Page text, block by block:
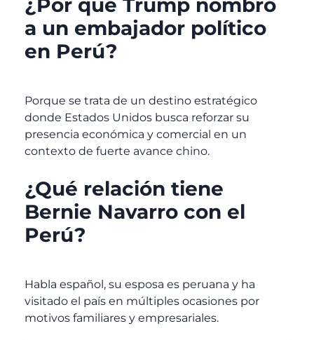
a un embajador político
en Perú?
Porque se trata de un destino estratégico
donde Estados Unidos busca reforzar su
presencia económica y comercial en un
contexto de fuerte avance chino.
¿Qué relación tiene
Bernie Navarro con el
Perú?
Habla español, su esposa es peruana y ha
visitado el país en múltiples ocasiones por
motivos familiares y empresariales.